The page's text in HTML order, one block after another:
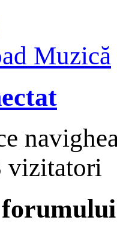
Muzică
vizitatori